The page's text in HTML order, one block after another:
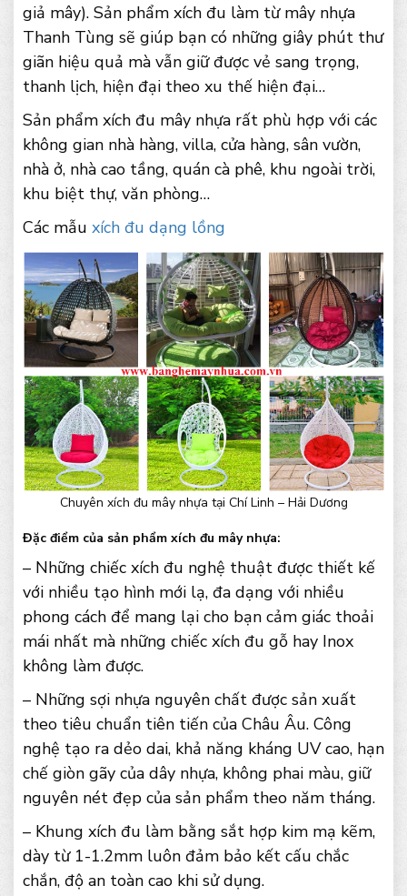
giả mây). Sản phẩm xích đu làm từ mây nhựa
Thanh Tùng sẽ giúp bạn có những giây phút thư
giãn hiệu quả mà vẫn giữ được vẻ sang trọng,
thanh lịch, hiện đại theo xu thế hiện đại…
Sản phẩm xích đu mây nhựa rất phù hợp với các
không gian nhà hàng, villa, cửa hàng, sân vườn,
nhà ở, nhà cao tầng, quán cà phê, khu ngoài trời,
khu biệt thự, văn phòng…
Các mẫu xích đu dạng lồng
Chuyên xích đu mây nhựa tại Chí Linh – Hải Dương
Đặc điểm của sản phẩm xích đu mây nhựa:
– Những chiếc xích đu nghệ thuật được thiết kế
với nhiều tạo hình mới lạ, đa dạng với nhiều
phong cách để mang lại cho bạn cảm giác thoải
mái nhất mà những chiếc xích đu gỗ hay Inox
không làm được.
– Những sợi nhựa nguyên chất được sản xuất
theo tiêu chuẩn tiên tiến của Châu Âu. Công
nghệ tạo ra dẻo dai, khả năng kháng UV cao, hạn
chế giòn gãy của dây nhựa, không phai màu, giữ
nguyên nét đẹp của sản phẩm theo năm tháng.
– Khung xích đu làm bằng sắt hợp kim mạ kẽm,
dày từ 1-1.2mm luôn đảm bảo kết cấu chắc
chắn, độ an toàn cao khi sử dụng.